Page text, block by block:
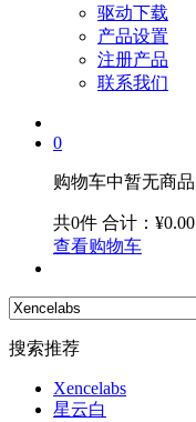
驱动下载
产品设置
注册产品
联系我们
0
购物车中暂无商品
共0件 合计：¥0.00
查看购物车
搜索推荐
Xencelabs
星云白